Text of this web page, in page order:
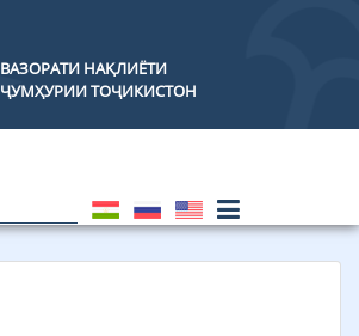
ВАЗОРАТИ НАҚЛИЁТИ
ҶУМҲУРИИ ТОҶИКИСТОН